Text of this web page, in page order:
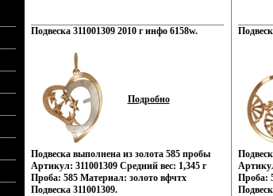
Подвеска 311001309 2010 г инфо 6158w.
Подробно
Подвеска выполнена из золота 585 пробы
Артикул: 311001309 Средний вес: 1,345 г
Проба: 585 Материал: золото вфчтх
Подвеска 311001309.
Проба: